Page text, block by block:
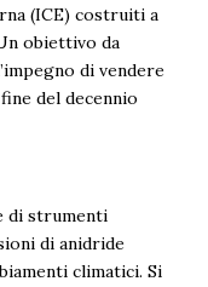
(ICE) costruiti a
obiettivo da
di vendere
del decennio
di strumenti
di anidride
climatici. Si